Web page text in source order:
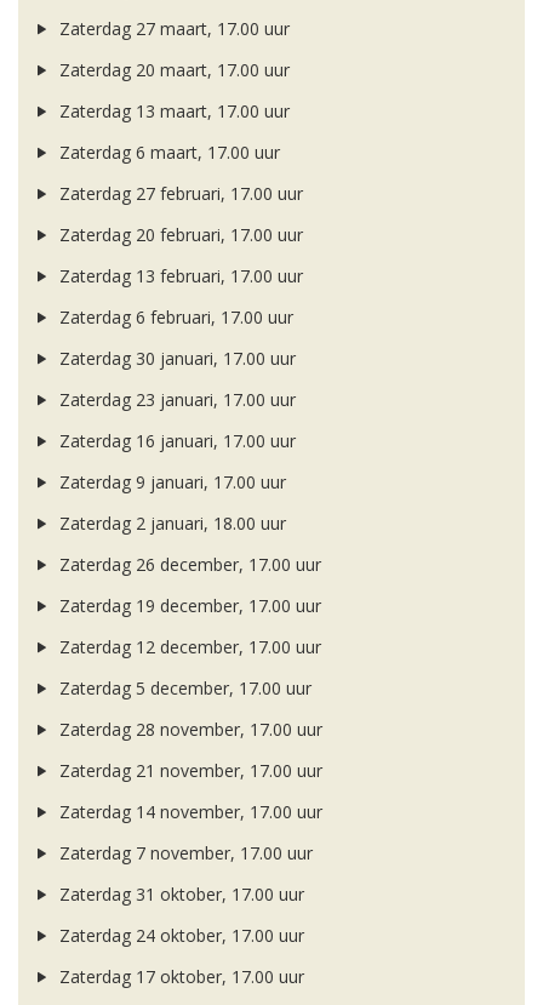
Zaterdag 27 maart, 17.00 uur
Zaterdag 20 maart, 17.00 uur
Zaterdag 13 maart, 17.00 uur
Zaterdag 6 maart, 17.00 uur
Zaterdag 27 februari, 17.00 uur
Zaterdag 20 februari, 17.00 uur
Zaterdag 13 februari, 17.00 uur
Zaterdag 6 februari, 17.00 uur
Zaterdag 30 januari, 17.00 uur
Zaterdag 23 januari, 17.00 uur
Zaterdag 16 januari, 17.00 uur
Zaterdag 9 januari, 17.00 uur
Zaterdag 2 januari, 18.00 uur
Zaterdag 26 december, 17.00 uur
Zaterdag 19 december, 17.00 uur
Zaterdag 12 december, 17.00 uur
Zaterdag 5 december, 17.00 uur
Zaterdag 28 november, 17.00 uur
Zaterdag 21 november, 17.00 uur
Zaterdag 14 november, 17.00 uur
Zaterdag 7 november, 17.00 uur
Zaterdag 31 oktober, 17.00 uur
Zaterdag 24 oktober, 17.00 uur
Zaterdag 17 oktober, 17.00 uur